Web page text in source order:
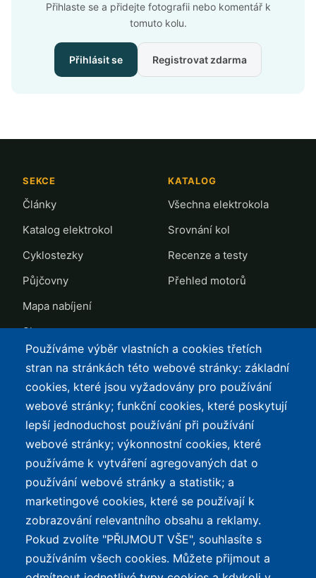
Přihlaste se a přidejte fotografii nebo komentář k
tomuto kolu.
Přihlásit se Registrovat zdarma
SEKCE
Články
Katalog elektrokol
Cyklostezky
Půjčovny
Mapa nabíjení
Slevy
KATALOG
Všechna elektrokola
Srovnání kol
Recenze a testy
Přehled motorů
TOP LISTY Z DAT
Přehled top listů
Nejlehčí elektrokola
Největší dojezd
Nejlevnější s Bosch CX
Největší poklesy cen
Nejlepší poměr
cena/výkon
SERVIS
Kontakt
Podmínky užívání a
ochrana osobních údajů
e-Biker Point
Mapa stránek
O WEBU
Používáme výběr vlastních a cookies třetích
stran na stránkách této webové stránky: základní
cookies, které jsou vyžadovány pro používání
webové stránky; funkční cookies, které poskytují
lepší jednoduchost používání při používání
webové stránky; výkonnostní cookies, které
používáme k vytváření agregovaných dat o
používání webové stránky a statistik; a
marketingové cookies, které se používají k
zobrazování relevantního obsahu a reklamy.
Pokud zvolíte "PŘIJMOUT VŠE", souhlasíte s
používáním všech cookies. Můžete přijmout a